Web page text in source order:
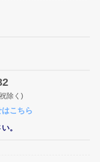
除く)
こちら
。